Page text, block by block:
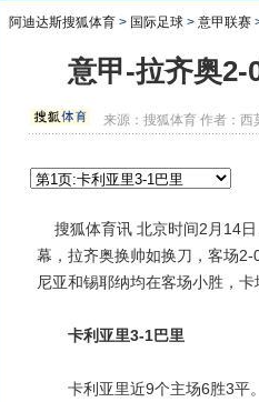
阿迪达斯搜狐体育 > 国际足球 > 意甲联赛
意甲-拉齐奥2-
来源：搜狐体育 作者：西
搜狐体育讯 北京时间2月14日
幕，拉齐奥换帅如换刀，客场
尼亚和锡耶纳均在客场小胜，卡
卡利亚里3-1巴里
卡利亚里近9个主场6胜3平。